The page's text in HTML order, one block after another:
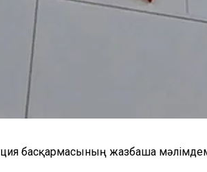
басқармасының жазбаша